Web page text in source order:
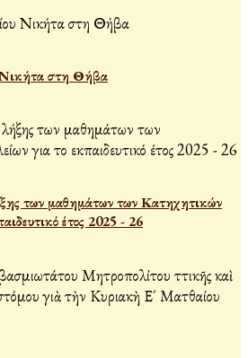
Νικήτα στη Θήβα
των μαθημάτων των Κατηχητικών
έτος 2025 - 26